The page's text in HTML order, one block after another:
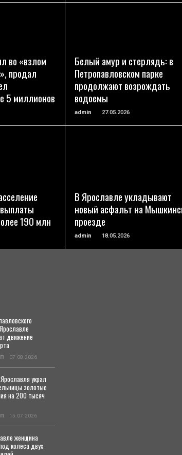
во «взлом
продал
5 миллионов
Белый амур и стерлядь: в
Петропавловском парке
продолжают возрождать
водоемы
admin 27.05.2026
190 млн
В Ярославле укладывают
новый асфальт на
проезде
admin 18.05.2026
движение
07.08.2026
украл
золотые
на 200 тысяч
15.07.2026
женщина
колеса двух